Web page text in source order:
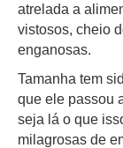
atrelada a
vistosos, cheio
enganosas.
Tamanha tem
que ele passou
seja lá o que
milagrosas de